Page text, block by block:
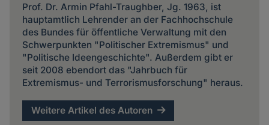
Prof. Dr. Armin Pfahl-Traughber, Jg. 1963, ist
hauptamtlich Lehrender an der Fachhochschule
des Bundes für öffentliche Verwaltung mit den
Schwerpunkten "Politischer Extremismus" und
"Politische Ideengeschichte". Außerdem gibt er
seit 2008 ebendort das "Jahrbuch für
Extremismus- und Terrorismusforschung" heraus.
Weitere Artikel des Autoren